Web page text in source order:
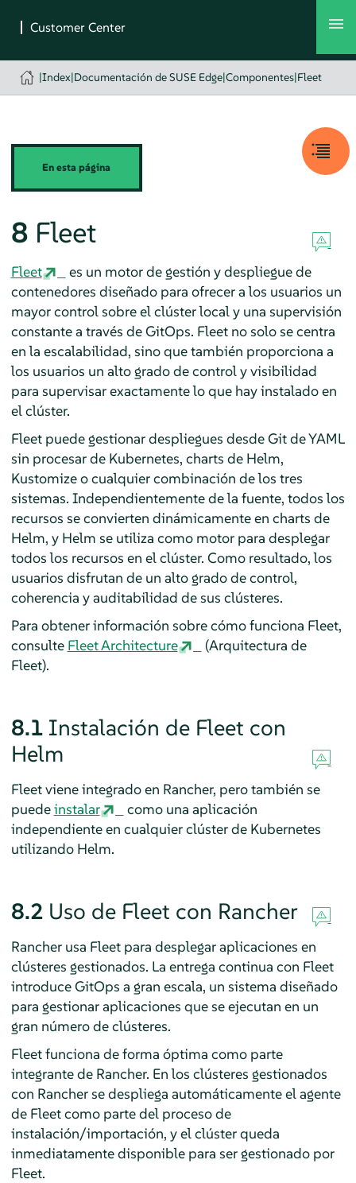
|Index|Documentación de SUSE Edge|Componentes|Fleet
En esta página
8 Fleet
Fleet
es un motor de gestión y despliegue de
contenedores diseñado para ofrecer a los usuarios un
mayor control sobre el clúster local y una supervisión
constante a través de GitOps. Fleet no solo se centra
en la escalabilidad, sino que también proporciona a
los usuarios un alto grado de control y visibilidad
para supervisar exactamente lo que hay instalado en
el clúster.
Fleet puede gestionar despliegues desde Git de YAML
sin procesar de Kubernetes, charts de Helm,
Kustomize o cualquier combinación de los tres
sistemas. Independientemente de la fuente, todos los
recursos se convierten dinámicamente en charts de
Helm, y Helm se utiliza como motor para desplegar
todos los recursos en el clúster. Como resultado, los
usuarios disfrutan de un alto grado de control,
coherencia y auditabilidad de sus clústeres.
Para obtener información sobre cómo funciona Fleet,
consulte Fleet Architecture
(Arquitectura de
Fleet).
8.1 Instalación de Fleet con
Helm
Fleet viene integrado en Rancher, pero también se
puedeinstalar
como una aplicación
independiente en cualquier clúster de Kubernetes
utilizando Helm.
8.2 Uso de Fleet con Rancher
Rancher usa Fleet para desplegar aplicaciones en
clústeres gestionados. La entrega continua con Fleet
introduce GitOps a gran escala, un sistema diseñado
para gestionar aplicaciones que se ejecutan en un
gran número de clústeres.
Fleet funciona de forma óptima como parte
integrante de Rancher. En los clústeres gestionados
con Rancher se despliega automáticamente el agente
de Fleet como parte del proceso de
instalación/importación, y el clúster queda
inmediatamente disponible para ser gestionado por
Fleet.